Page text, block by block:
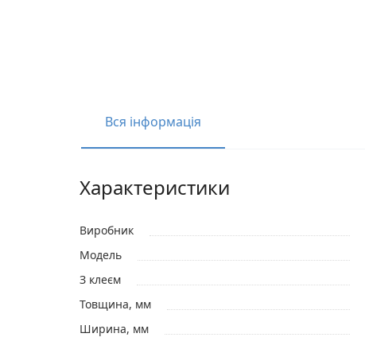
Вся інформація
Характеристики
Виробник
Модель
З клеєм
Товщина, мм
Ширина, мм